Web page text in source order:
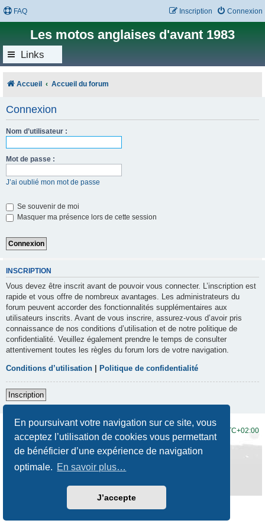
En poursuivant votre navigation sur ce site, vous
acceptez l’utilisation de cookies vous permettant
de bénéficier d’une expérience de navigation
optimale. En savoir plus…
J’accepte
FAQ Connexion
Inscription
Les motos anglaises d'avant 1983
Links
Accueil Accueil du forum
Connexion
Nom d’utilisateur :
Mot de passe :
J’ai oublié mon mot de passe
Se souvenir de moi
Masquer ma présence lors de cette session
INSCRIPTION
Vous devez être inscrit avant de pouvoir vous connecter. L’inscription est
rapide et vous offre de nombreux avantages. Les administrateurs du
forum peuvent accorder des fonctionnalités supplémentaires aux
utilisateurs inscrits. Avant de vous inscrire, assurez-vous d’avoir pris
connaissance de nos conditions d’utilisation et de notre politique de
confidentialité. Veuillez également prendre le temps de consulter
attentivement toutes les règles du forum lors de votre navigation.
Conditions d’utilisation Politique de confidentialité
Inscription
UTC+02:00
Développé par phpBB® Forum Software © phpBB Limited
Traduction française officielle
Prosilver New Edition
Confidentialité|Conditions